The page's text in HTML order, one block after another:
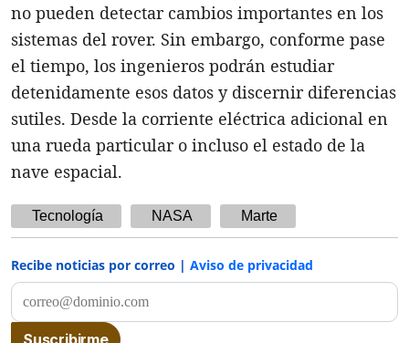
no pueden detectar cambios importantes en los
sistemas del rover. Sin embargo, conforme pase
el tiempo, los ingenieros podrán estudiar
detenidamente esos datos y discernir diferencias
sutiles. Desde la corriente eléctrica adicional en
una rueda particular o incluso el estado de la
nave espacial.
Tecnología NASA Marte
Recibe noticias por correo | Aviso de privacidad